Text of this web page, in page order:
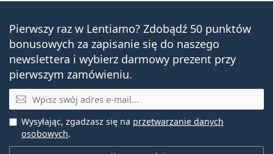
Pierwszy raz w Lentiamo? Zdobądź 50 punktów
bonusowych za zapisanie się do naszego
newslettera i wybierz darmowy prezent przy
pierwszym zamówieniu.
E-mail
Wysyłając, zgadzasz się na przetwarzanie danych
osobowych.